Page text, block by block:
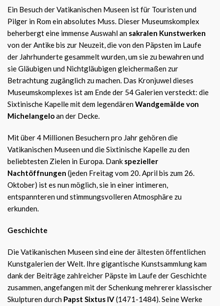
Ein Besuch der Vatikanischen Museen ist für Touristen und
Pilger in Rom ein absolutes Muss. Dieser Museumskomplex
beherbergt eine immense Auswahl an sakralen Kunstwerken
von der Antike bis zur Neuzeit, die von den Päpsten im Laufe
der Jahrhunderte gesammelt wurden, um sie zu bewahren und
sie Gläubigen und Nichtgläubigen gleichermaßen zur
Betrachtung zugänglich zu machen. Das Kronjuwel dieses
Museumskomplexes ist am Ende der 54 Galerien versteckt: die
Sixtinische Kapelle mit dem legendärenWandgemälde von
Michelangeloan der Decke.
Mit über 4 Millionen Besuchern pro Jahr gehören die
Vatikanischen Museen und die Sixtinische Kapelle zu den
beliebtesten Zielen in Europa. Dank spezieller
Nachtöffnungen (jeden Freitag vom 20. April bis zum 26.
Oktober) ist es nun möglich, sie in einer intimeren,
entspannteren und stimmungsvolleren Atmosphäre zu
erkunden.
Geschichte
Die Vatikanischen Museen sind eine der ältesten öffentlichen
Kunstgalerien der Welt. Ihre gigantische Kunstsammlung kam
dank der Beiträge zahlreicher Päpste im Laufe der Geschichte
zusammen, angefangen mit der Schenkung mehrerer klassischer
Skulpturen durch Papst Sixtus IV(1471-1484). Seine Werke